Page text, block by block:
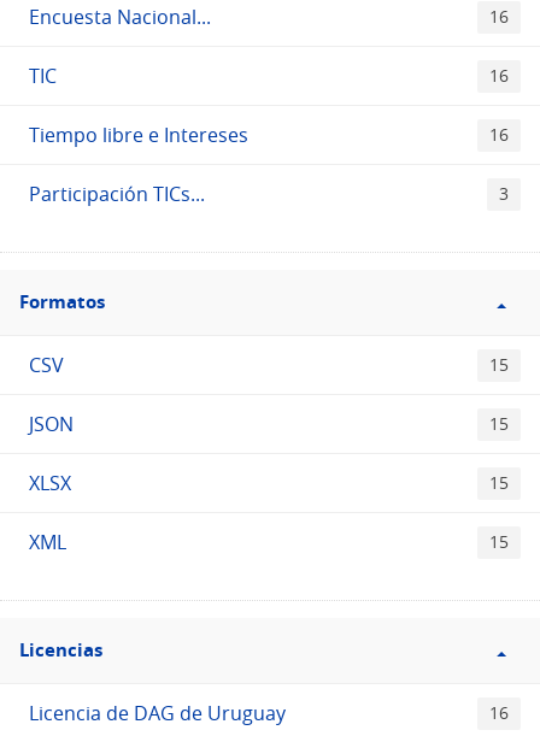
Encuesta Nacional... 16
TIC 16
Tiempo libre e Intereses 16
Participación TICs... 3
Filtro
Formatos
Formatos
CSV 15
JSON 15
XLSX 15
XML 15
Filtro
Licencias
Licencias
Licencia de DAG de Uruguay 16